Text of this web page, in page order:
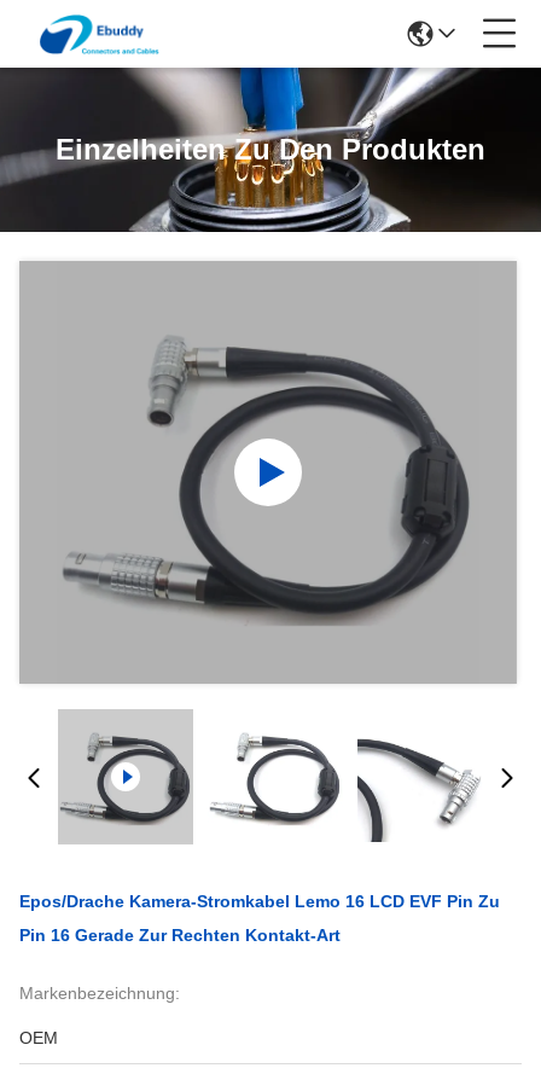
Einzelheiten Zu Den Produkten
Epos/Drache Kamera-Stromkabel Lemo 16 LCD EVF Pin Zu
Pin 16 Gerade Zur Rechten Kontakt-Art
Markenbezeichnung:
OEM